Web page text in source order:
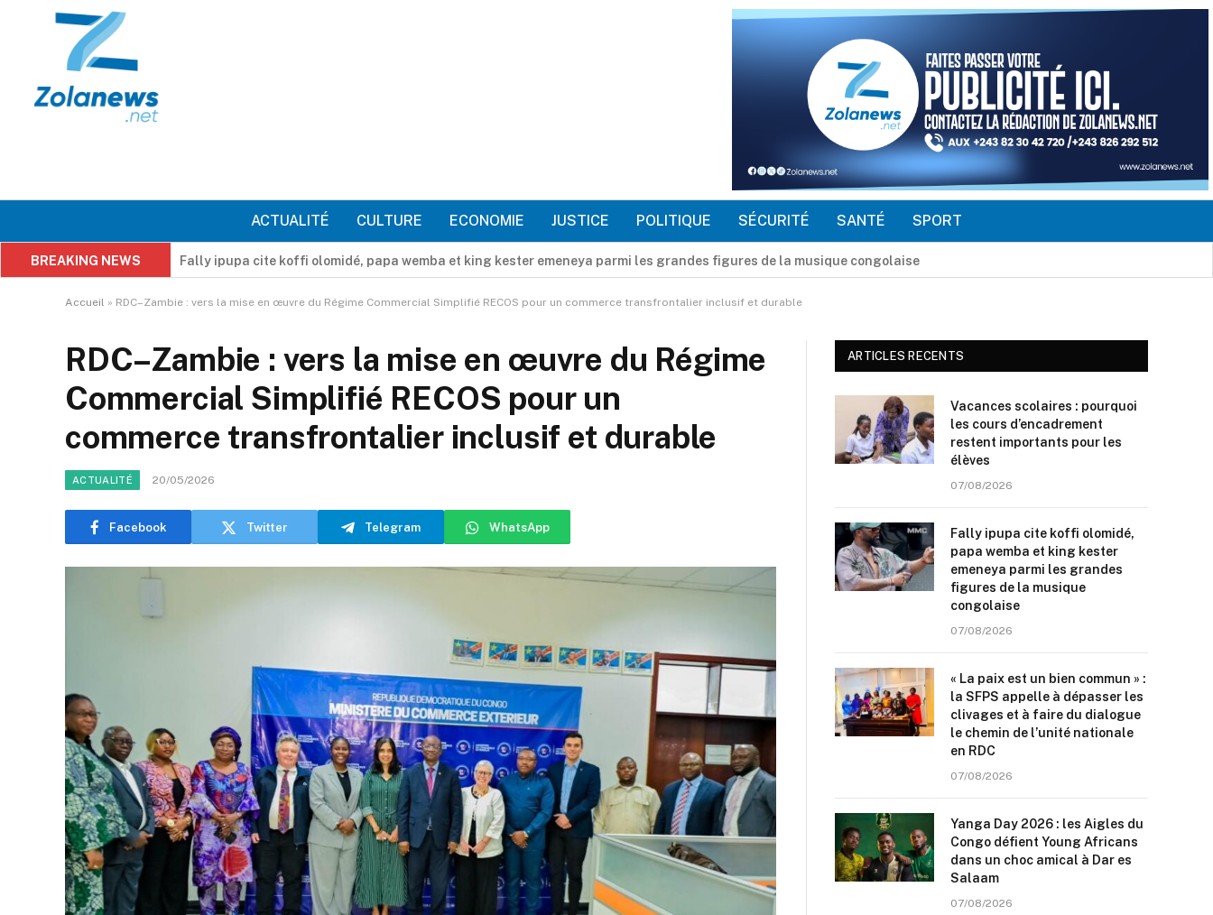
ACTUALITÉ CULTURE ECONOMIE JUSTICE POLITIQUE SÉCURITÉ SANTÉ SPORT
BREAKING NEWS « La paix est un bien commun » : la SFPS appelle à dépasser les clivages et à faire du dialogue le chemin de l’unité nationale en RDC
Accueil » RDC–Zambie : vers la mise en œuvre du Régime Commercial Simplifié RECOS pour un commerce transfrontalier inclusif et durable
RDC–Zambie : vers la mise en œuvre du Régime
Commercial Simplifié RECOS pour un
commerce transfrontalier inclusif et durable
ACTUALITÉ 20/05/2026
Facebook Twitter Telegram WhatsApp
ARTICLES RECENTS
Vacances scolaires : pourquoi
les cours d’encadrement
restent importants pour les
élèves
07/08/2026
Fally ipupa cite koffi olomidé,
papa wemba et king kester
emeneya parmi les grandes
figures de la musique
congolaise
07/08/2026
« La paix est un bien commun » :
la SFPS appelle à dépasser les
clivages et à faire du dialogue
le chemin de l’unité nationale
en RDC
07/08/2026
Yanga Day 2026 : les Aigles du
Congo défient Young Africans
dans un choc amical à Dar es
Salaam
07/08/2026